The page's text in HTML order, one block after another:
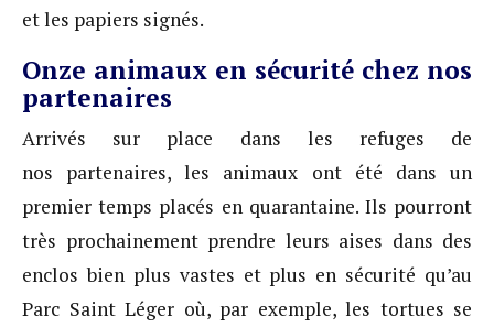
et les papiers signés.
Onze animaux en sécurité chez nos
partenaires
Arrivés sur place dans les refuges de
nos partenaires, les animaux ont été dans un
premier temps placés en quarantaine. Ils pourront
très prochainement prendre leurs aises dans des
enclos bien plus vastes et plus en sécurité qu’au
Parc Saint Léger où, par exemple, les tortues se